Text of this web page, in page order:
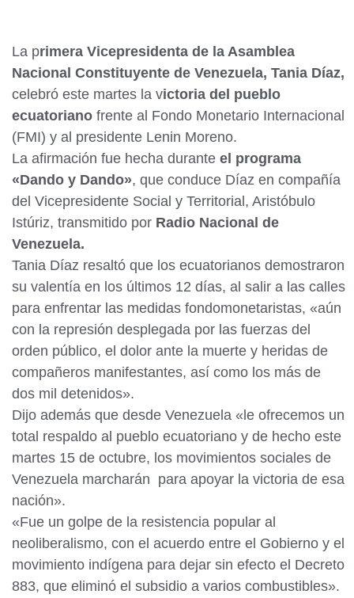
La primera Vicepresidenta de la Asamblea
Nacional Constituyente de Venezuela, Tania Díaz,
celebró este martes la victoria del pueblo
ecuatoriano frente al Fondo Monetario Internacional
(FMI) y al presidente Lenin Moreno.
La afirmación fue hecha durante el programa
«Dando y Dando», que conduce Díaz en compañía
del Vicepresidente Social y Territorial, Aristóbulo
Istúriz, transmitido por Radio Nacional de
Venezuela.
Tania Díaz resaltó que los ecuatorianos demostraron
su valentía en los últimos 12 días, al salir a las calles
para enfrentar las medidas fondomonetaristas, «aún
con la represión desplegada por las fuerzas del
orden público, el dolor ante la muerte y heridas de
compañeros manifestantes, así como los más de
dos mil detenidos».
Dijo además que desde Venezuela «le ofrecemos un
total respaldo al pueblo ecuatoriano y de hecho este
martes 15 de octubre, los movimientos sociales de
Venezuela marcharán para apoyar la victoria de esa
nación».
«Fue un golpe de la resistencia popular al
neoliberalismo, con el acuerdo entre el Gobierno y el
movimiento indígena para dejar sin efecto el Decreto
883, que eliminó el subsidio a varios combustibles».